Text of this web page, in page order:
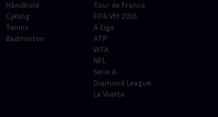
Håndbold
Cykling
Tennis
Badminton
Tour de France
FIFA VM 2026
A Liga
ATP
WTA
NFL
Serie A
Diamond League
La Vuelta